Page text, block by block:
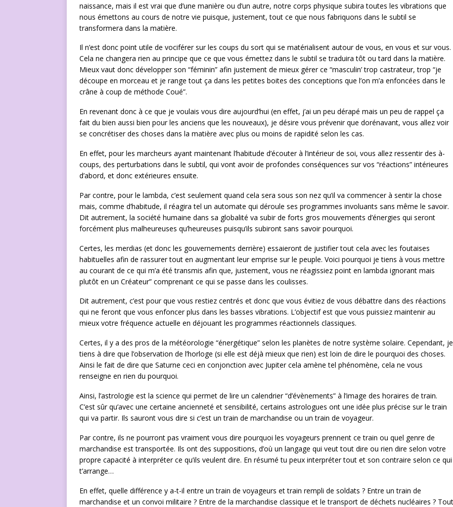
naissance, mais il est vrai que d’une manière ou d’un autre, notre corps physique subira toutes les vibrations que
nous émettons au cours de notre vie puisque, justement, tout ce que nous fabriquons dans le subtil se
transformera dans la matière.
Il n’est donc point utile de vociférer sur les coups du sort qui se matérialisent autour de vous, en vous et sur vous.
Cela ne changera rien au principe que ce que vous émettez dans le subtil se traduira tôt ou tard dans la matière.
Mieux vaut donc développer son “féminin” afin justement de mieux gérer ce “masculin’ trop castrateur, trop “je
découpe en morceau et je range tout ça dans les petites boites des conceptions que l’on m’a enfoncées dans le
crâne à coup de méthode Coué”.
En revenant donc à ce que je voulais vous dire aujourd’hui (en effet, j’ai un peu dérapé mais un peu de rappel ça
fait du bien aussi bien pour les anciens que les nouveaux), je désire vous prévenir que dorénavant, vous allez voir
se concrétiser des choses dans la matière avec plus ou moins de rapidité selon les cas.
En effet, pour les marcheurs ayant maintenant l’habitude d’écouter à l’intérieur de soi, vous allez ressentir des à-
coups, des perturbations dans le subtil, qui vont avoir de profondes conséquences sur vos “réactions” intérieures
d’abord, et donc extérieures ensuite.
Par contre, pour le lambda, c’est seulement quand cela sera sous son nez qu’il va commencer à sentir la chose
mais, comme d’habitude, il réagira tel un automate qui déroule ses programmes involuants sans même le savoir.
Dit autrement, la société humaine dans sa globalité va subir de forts gros mouvements d’énergies qui seront
forcément plus malheureuses qu’heureuses puisqu’ils subiront sans savoir pourquoi.
Certes, les merdias (et donc les gouvernements derrière) essaieront de justifier tout cela avec les foutaises
habituelles afin de rassurer tout en augmentant leur emprise sur le peuple. Voici pourquoi je tiens à vous mettre
au courant de ce qui m’a été transmis afin que, justement, vous ne réagissiez point en lambda ignorant mais
plutôt en un Créateur” comprenant ce qui se passe dans les coulisses.
Dit autrement, c’est pour que vous restiez centrés et donc que vous évitiez de vous débattre dans des réactions
qui ne feront que vous enfoncer plus dans les basses vibrations. L’objectif est que vous puissiez maintenir au
mieux votre fréquence actuelle en déjouant les programmes réactionnels classiques.
Certes, il y a des pros de la météorologie “énergétique” selon les planètes de notre système solaire. Cependant, je
tiens à dire que l’observation de l’horloge (si elle est déjà mieux que rien) est loin de dire le pourquoi des choses.
Ainsi le fait de dire que Saturne ceci en conjonction avec Jupiter cela amène tel phénomène, cela ne vous
renseigne en rien du pourquoi.
Ainsi, l’astrologie est la science qui permet de lire un calendrier “d’évènements” à l’image des horaires de train.
C’est sûr qu’avec une certaine ancienneté et sensibilité, certains astrologues ont une idée plus précise sur le train
qui va partir. Ils sauront vous dire si c’est un train de marchandise ou un train de voyageur.
Par contre, ils ne pourront pas vraiment vous dire pourquoi les voyageurs prennent ce train ou quel genre de
marchandise est transportée. Ils ont des suppositions, d’où un langage qui veut tout dire ou rien dire selon votre
propre capacité à interpréter ce qu’ils veulent dire. En résumé tu peux interpréter tout et son contraire selon ce qui
t’arrange…
En effet, quelle différence y a-t-il entre un train de voyageurs et train rempli de soldats ? Entre un train de
marchandise et un convoi militaire ? Entre de la marchandise classique et le transport de déchets nucléaires ? Tout